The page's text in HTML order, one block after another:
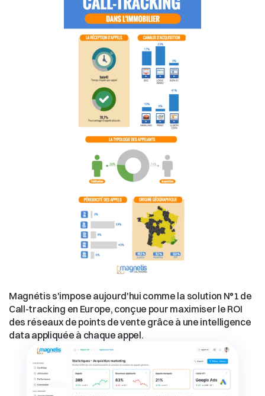
Magnétis s'impose aujourd'hui comme la solution N°1 de
Call-tracking en Europe, conçue pour maximiser le ROI
des réseaux de points de vente grâce à une intelligence
data appliquée à chaque appel.